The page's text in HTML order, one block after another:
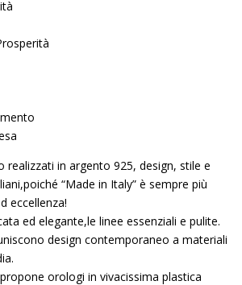
realizzati in argento 925, design, stile e
“Made in Italy” è sempre più
eccellenza!
ed elegante,le linee essenziali e pulite.
design contemporaneo a materiali
orologi in vivacissima plastica